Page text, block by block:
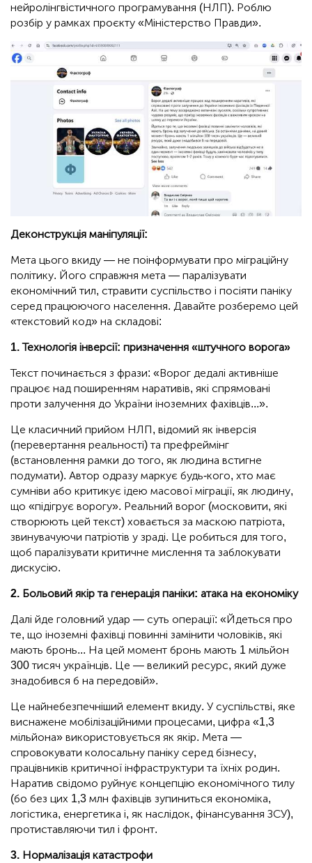
нейролінгвістичного програмування (НЛП). Роблю
розбір у рамках проєкту «Міністерство Правди».
Деконструкція маніпуляції:
Мета цього вкиду — не поінформувати про міграційну
політику. Його справжня мета — паралізувати
економічний тил, стравити суспільство і посіяти паніку
серед працюючого населення. Давайте розберемо цей
«текстовий код» на складові:
1. Технологія інверсії: призначення «штучного ворога»
Текст починається з фрази: «Ворог дедалі активніше
працює над поширенням наративів, які спрямовані
проти залучення до України іноземних фахівців...».
Це класичний прийом НЛП, відомий як інверсія
(перевертання реальності) та префреймінг
(встановлення рамки до того, як людина встигне
подумати). Автор одразу маркує будь-кого, хто має
сумніви або критикує ідею масової міграції, як людину,
що «підігрує ворогу». Реальний ворог (московити, які
створюють цей текст) ховається за маскою патріота,
звинувачуючи патріотів у зраді. Це робиться для того,
щоб паралізувати критичне мислення та заблокувати
дискусію.
2. Больовий якір та генерація паніки: атака на економіку
Далі йде головний удар — суть операції: «Йдеться про
те, що іноземні фахівці повинні замінити чоловіків, які
мають бронь... На цей момент бронь мають 1 мільйон
300 тисяч українців. Це — великий ресурс, який дуже
знадобився б на передовій».
Це найнебезпечніший елемент вкиду. У суспільстві, яке
виснажене мобілізаційними процесами, цифра «1,3
мільйона» використовується як якір. Мета —
спровокувати колосальну паніку серед бізнесу,
працівників критичної інфраструктури та їхніх родин.
Наратив свідомо руйнує концепцію економічного тилу
(бо без цих 1,3 млн фахівців зупиниться економіка,
логістика, енергетика і, як наслідок, фінансування ЗСУ),
протиставляючи тил і фронт.
3. Нормалізація катастрофи